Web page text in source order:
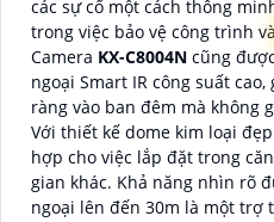
các sự cố một cách thông
trong việc bảo vệ công trình và
Camera KX-C8004N cũng
ngoại Smart IR công suất
ràng vào ban đêm mà không
Với thiết kế dome kim loại
hợp cho việc lắp đặt trong
gian khác. Khả năng nhìn rõ
ngoại lên đến 30m là một trợ